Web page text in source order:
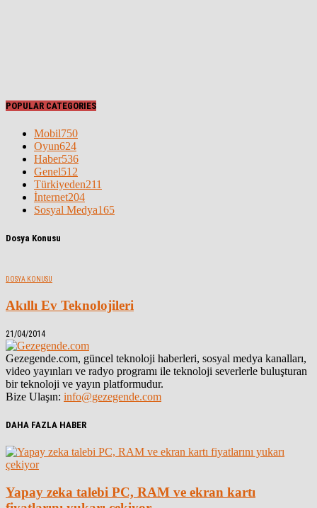
POPULAR CATEGORIES
Mobil750
Oyun624
Haber536
Genel512
Türkiyeden211
İnternet204
Sosyal Medya165
Dosya Konusu
DOSYA KONUSU
Akıllı Ev Teknolojileri
21/04/2014
Gezegende.com, güncel teknoloji haberleri, sosyal medya kanalları,
video yayınları ve radyo programı ile teknoloji severlerle buluşturan
bir teknoloji ve yayın platformudur.
Bize Ulaşın: info@gezegende.com
DAHA FAZLA HABER
Yapay zeka talebi PC, RAM ve ekran kartı